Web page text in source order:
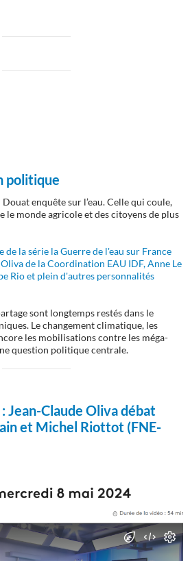
politique
enquête sur l’eau. Celle qui coule,
le monde agricole et des citoyens de plus
de la série la Guerre de l'eau sur France
de la Coordination EAU IDF, Anne Le
Rio et plein d'autres personnalités
sont longtemps restés dans le
Le changement climatique, les
les mobilisations contre les méga-
question politique centrale.
Jean-Claude Oliva débat
et Michel Riottot (FNE-